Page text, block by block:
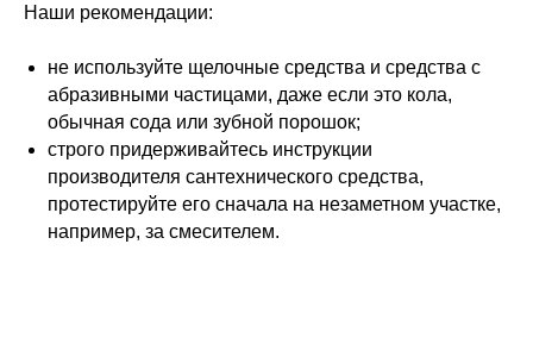
Наши рекомендации:
не используйте щелочные средства и средства с
абразивными частицами, даже если это кола,
обычная сода или зубной порошок;
строго придерживайтесь инструкции
производителя сантехнического средства,
протестируйте его сначала на незаметном участке,
например, за смесителем.